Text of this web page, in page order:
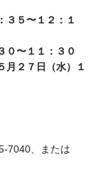
５〜１２：１
〜１１：３０
２７日（水）１
7040、または